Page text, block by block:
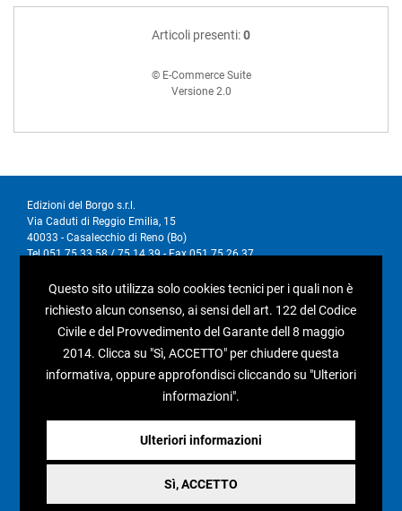
Articoli presenti:0
© E-Commerce Suite
Versione 2.0
Edizioni del Borgo s.r.l.
Via Caduti di Reggio Emilia, 15
40033 - Casalecchio di Reno (Bo)
Tel 051.75.33.58 / 75.14.39 - Fax 051.75.26.37
I nostri social
Condizioni generali di vendita
Pagamenti e spedizioni
Resi e rimborsi
Questo sito utilizza solo cookies tecnici per i quali non è
richiesto alcun consenso, ai sensi dell art. 122 del Codice
Civile e del Provvedimento del Garante dell 8 maggio
2014. Clicca su "Sì, ACCETTO" per chiudere questa
informativa, oppure approfondisci cliccando su "Ulteriori
informazioni".
Ulteriori informazioni
Sì, ACCETTO